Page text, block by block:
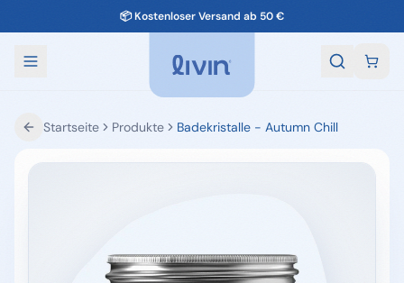
🚚 Vor 14:00 Uhr bestellt, Versand am selben Tag
Startseite Produkte Badekristalle - Autumn Chill